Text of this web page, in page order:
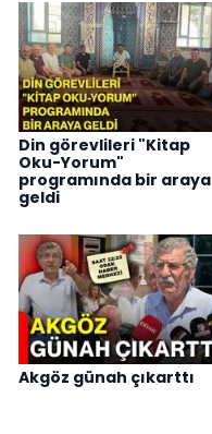
Din görevlileri "Kitap
Oku-Yorum"
programında bir araya
geldi
Akgöz günah çıkarttı